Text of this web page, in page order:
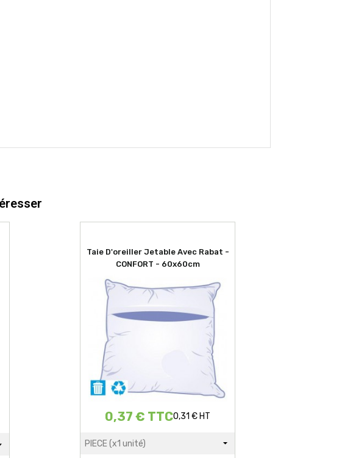
Taie D'oreiller Jetable Avec Rabat -
CONFORT - 60x60cm
0,37 € TTC0,31 € HT